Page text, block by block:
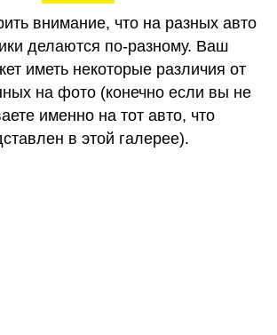
внимание, что на разных авто
делаются по-разному. Ваш
иметь некоторые различия от
на фото (конечно если вы не
именно на тот авто, что
в этой галерее).